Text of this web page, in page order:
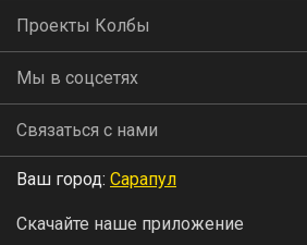
Проекты Колбы
Мы в соцсетях
Связаться с нами
Ваш город: Сарапул
Скачайте наше приложение